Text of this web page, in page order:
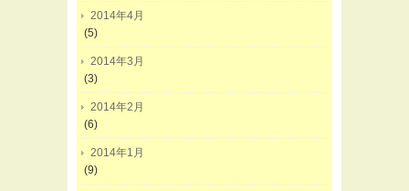
2014年4月
(5)
2014年3月
(3)
2014年2月
(6)
2014年1月
(9)